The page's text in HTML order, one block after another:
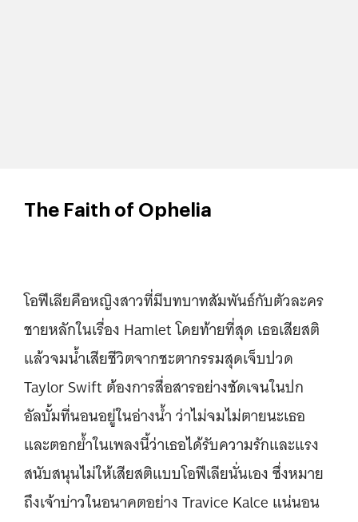
The Faith of Ophelia
โอฟีเลียคือหญิงสาวที่มีบทบาทสัมพันธ์กับตัวละคร
ชายหลักในเรื่อง Hamlet โดยท้ายที่สุด เธอเสียสติ
แล้วจมน้ำเสียชีวิตจากชะตากรรมสุดเจ็บปวด
Taylor Swift ต้องการสื่อสารอย่างชัดเจนในปก
อัลบั้มที่นอนอยู่ในอ่างน้ำ ว่าไม่จมไม่ตายนะเธอ
และตอกย้ำในเพลงนี้ว่าเธอได้รับความรักและแรง
สนับสนุนไม่ให้เสียสติแบบโอฟีเลียนั่นเอง ซึ่งหมาย
ถึงเจ้าบ่าวในอนาคตอย่าง Travice Kalce แน่นอน